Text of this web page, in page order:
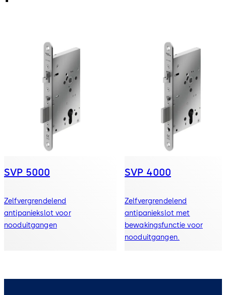
SVP 5000
Zelfvergrendelend
antipaniekslot voor
nooduitgangen
SVP 4000
Zelfvergrendelend
antipaniekslot met
bewakingsfunctie voor
nooduitgangen.